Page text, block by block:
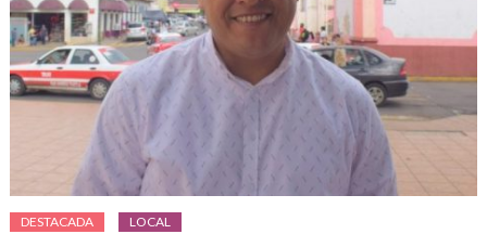
DESTACADA LOCAL